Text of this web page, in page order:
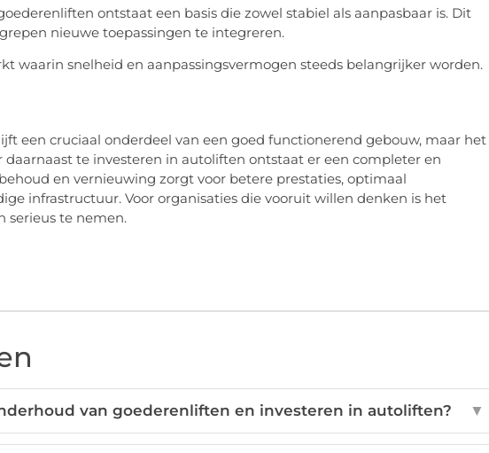
ontstaat een basis die zowel stabiel als aanpasbaar is. Dit
nieuwe toepassingen te integreren.
waarin snelheid en aanpassingsvermogen steeds belangrijker worden.
een cruciaal onderdeel van een goed functionerend gebouw, maar het
daarnaast te investeren in autoliften ontstaat er een completer en
en vernieuwing zorgt voor betere prestaties, optimaal
infrastructuur. Voor organisaties die vooruit willen denken is het
serieus te nemen.
van goederenliften en investeren in autoliften? ▼